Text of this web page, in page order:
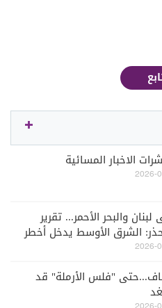
الاخبار المسائية
والبحر الأحمر... تقرير
الشرق الأوسط يدخل أخطر
"فلس الأرملة" قد